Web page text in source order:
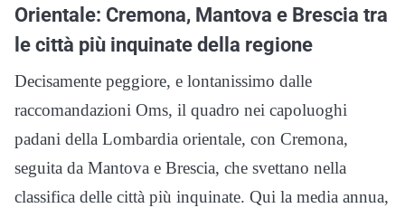
Orientale: Cremona, Mantova e Brescia tra
le città più inquinate della regione
Decisamente peggiore, e lontanissimo dalle
raccomandazioni Oms, il quadro nei capoluoghi
padani della Lombardia orientale, con Cremona,
seguita da Mantova e Brescia, che svettano nella
classifica delle città più inquinate. Qui la media annua,